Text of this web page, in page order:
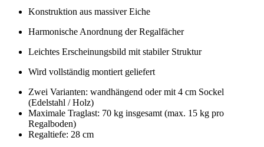
Konstruktion aus massiver Eiche
Harmonische Anordnung der Regalfächer
Leichtes Erscheinungsbild mit stabiler Struktur
Wird vollständig montiert geliefert
Zwei Varianten: wandhängend oder mit 4 cm Sockel
(Edelstahl / Holz)
Maximale Traglast: 70 kg insgesamt (max. 15 kg pro
Regalboden)
Regaltiefe: 28 cm